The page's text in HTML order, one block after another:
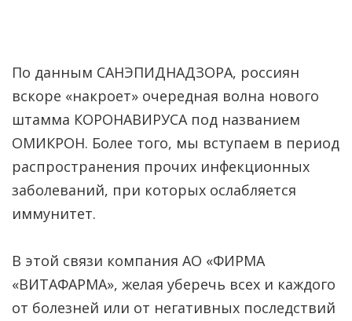
По данным САНЭПИДНАДЗОРА, россиян
вскоре «накроет» очередная волна нового
штамма КОРОНАВИРУСА под названием
ОМИКРОН. Более того, мы вступаем в период
распространения прочих инфекционных
заболеваний, при которых ослабляется
иммунитет.
В этой связи компания АО «ФИРМА
«ВИТАФАРМА», желая уберечь всех и каждого
от болезней или от негативных последствий